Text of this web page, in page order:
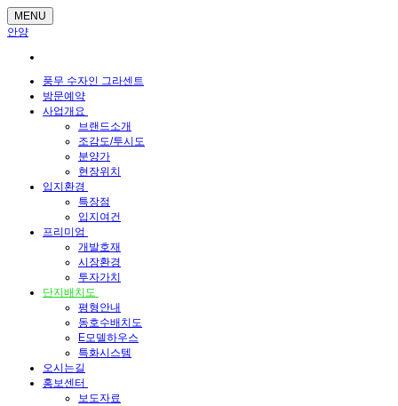
MENU
안양
풍무 수자인 그라센트
방문예약
사업개요
브랜드소개
조감도/투시도
분양가
현장위치
입지환경
특장점
입지여건
프리미엄
개발호재
시장환경
투자가치
단지배치도
평형안내
동호수배치도
E모델하우스
특화시스템
오시는길
홍보센터
보도자료